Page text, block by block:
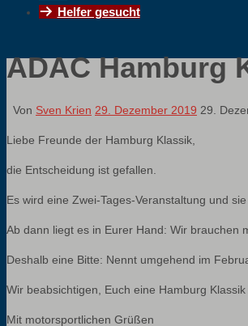
Helfer gesucht
ADAC Hamburg
Von Sven Krien 29. Dezember 2019 29.
Liebe Freunde der Hamburg Klassik,
die Entscheidung ist gefallen.
Es wird eine Zwei-Tages-Veranstaltung und
Ab dann liegt es in Eurer Hand: Wir brauchen
Deshalb eine Bitte: Nennt umgehend im
Wir beabsichtigen, Euch eine Hamburg
Mit motorsportlichen Grüßen